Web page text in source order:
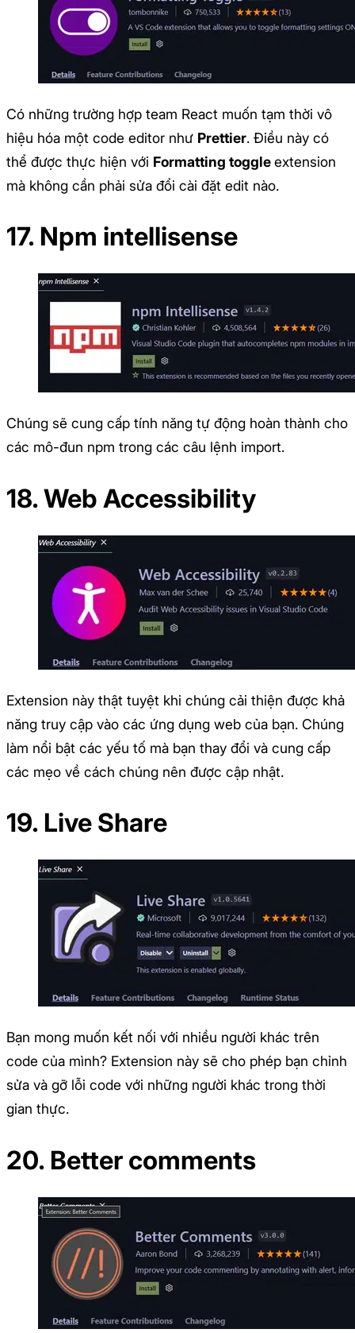
Có những trường hợp team React muốn tạm thời vô
hiệu hóa một code editor như Prettier. Điều này có
thể được thực hiện với Formatting toggleextension
mà không cần phải sửa đổi cài đặt edit nào.
17. Npm intellisense
Chúng sẽ cung cấp tính năng tự động hoàn thành cho
các mô-đun npm trong các câu lệnh import.
18. Web Accessibility
Extension này thật tuyệt khi chúng cải thiện được khả
năng truy cập vào các ứng dụng web của bạn. Chúng
làm nổi bật các yếu tố mà bạn thay đổi và cung cấp
các mẹo về cách chúng nên được cập nhật.
19. Live Share
Bạn mong muốn kết nối với nhiều người khác trên
code của mình? Extension này sẽ cho phép bạn chỉnh
sửa và gỡ lỗi code với những người khác trong thời
gian thực.
20. Better comments